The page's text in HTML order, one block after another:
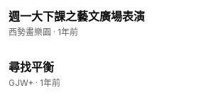
週一大下課之藝文廣場表演
西勢畫樂園 · 1年前
尋找平衡
GJW+ · 1年前